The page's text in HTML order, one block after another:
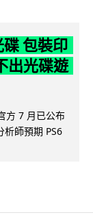
包裝印
出光碟遊
方 7 月已公布
析師預期 PS6